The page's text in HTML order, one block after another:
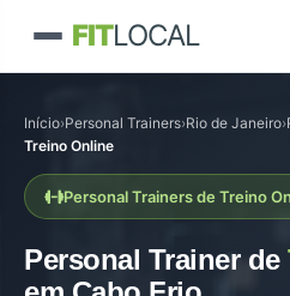
FITLOCAL
Início›Personal Trainers›Rio de Janeiro›
Treino Online
Personal Trainers de Treino
Personal Trainer de